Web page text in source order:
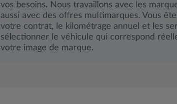
vos besoins. Nous travaillons avec les
aussi avec des offres multimarques. Vous
votre contrat, le kilométrage annuel et les
sélectionner le véhicule qui correspond
votre image de marque.